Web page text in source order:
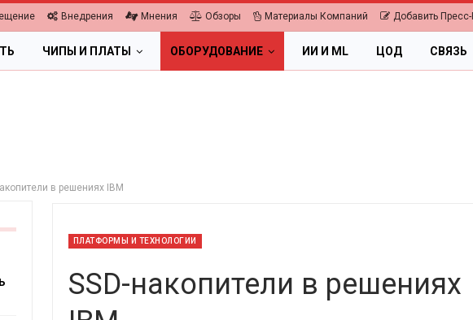
Внедрения Мнения Обзоры Материалы Компаний Добавить Пресс-
ЧИПЫ И ПЛАТЫ ОБОРУДОВАНИЕ ИИ И ML ЦОД СВЯЗЬ
в решениях IBM
ПЛАТФОРМЫ И ТЕХНОЛОГИИ
SSD-накопители в решениях